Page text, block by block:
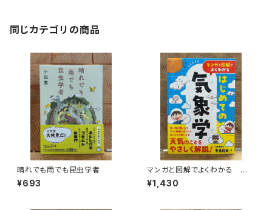
同じカテゴリの商品
晴れでも雨でも昆虫学者
¥693
マンガと図解でよくわかる はじ
めての気象学
¥1,430